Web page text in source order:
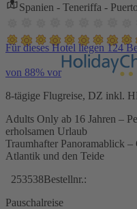
Spanien - Teneriffa -
Für dieses Hotel liegen 124
von 88% vor
8-tägige Flugreise, DZ inkl.
Adults Only ab 16 Jahren –
erholsamen Urlaub
Traumhafter Panoramablick
Atlantik und den Teide
253538Bestellnr.:
Pauschalreise